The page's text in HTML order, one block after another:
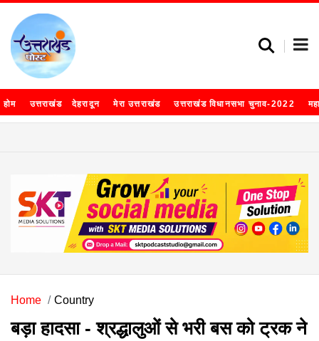
होम उत्तराखंड देहरादून मेरा उत्तराखंड उत्तराखंड विधानसभा चुनाव-2022
Home Country
बड़ा हादसा - श्रद्धालुओं से भरी बस को ट्रक ने